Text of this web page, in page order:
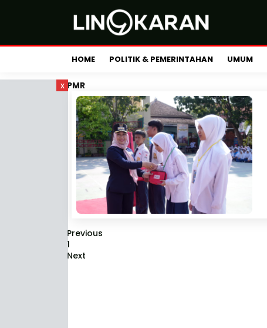
HOME POLITIK & PEMERINTAHAN UMUM
x PMR
Previous
1
Next